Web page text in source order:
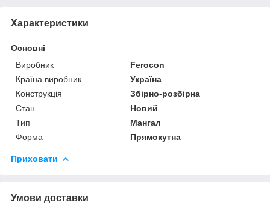
Характеристики
Основні
Виробник
Ferocon
Країна виробник
Україна
Конструкція
Збірно-розбірна
Стан
Новий
Тип
Мангал
Форма
Прямокутна
Приховати
Умови доставки